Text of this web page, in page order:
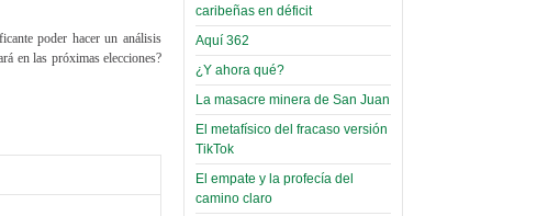
poder hacer un análisis
en las próximas elecciones?
Viernes, 14 Octubre 2022
Leer Más...
“Tuna Femenina San Andrés”
toca y canta con coraje
Miércoles, 14 Septiembre 2022
Leer Más...
Posesionan a dirigentes de
Asociación de Docentes
Domingo, 14 Agosto 2022
Read more...
Interpretación
de un álbum de
narco-fotos
(Miscelánea
Palaciega 8)
El Infamatorio
Miércoles, 19 Junio 2019
caribeñas en déficit
Aquí 362
¿Y ahora qué?
La masacre minera de San Juan
El metafísico del fracaso versión
TikTok
El empate y la profecía del
camino claro